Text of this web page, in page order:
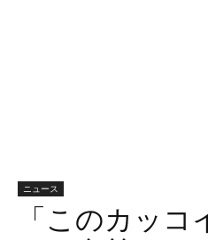
ニュース
「このカッ